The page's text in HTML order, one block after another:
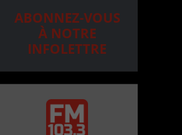
ABONNEZ-VOUS
À NOTRE
INFOLETTRE